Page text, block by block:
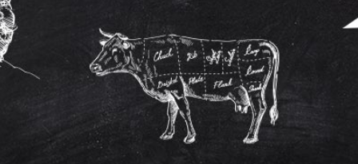
Kinderkaart
Wijnkaart
Bites